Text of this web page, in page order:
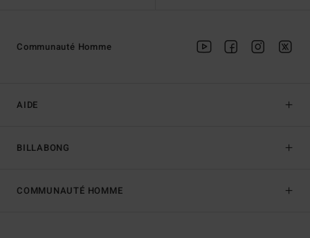
AIDE
BILLABONG
Communauté Homme
COMMUNAUTÉ HOMME